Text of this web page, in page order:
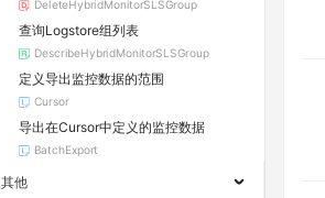
DeleteHybridMonitorSLSGroup
查询Logstore组列表
DescribeHybridMonitorSLSGroup
定义导出监控数据的范围
Cursor
导出在Cursor中定义的监控数据
BatchExport
其他